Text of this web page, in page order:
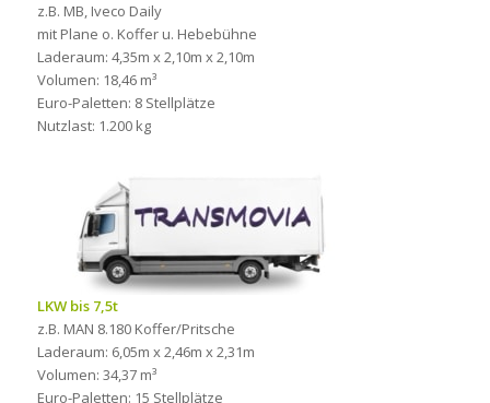
z.B. MB, Iveco Daily
mit Plane o. Koffer u. Hebebühne
Laderaum: 4,35m x 2,10m x 2,10m
Volumen: 18,46 m³
Euro-Paletten: 8 Stellplätze
Nutzlast: 1.200 kg
LKW bis 7,5t
z.B. MAN 8.180 Koffer/Pritsche
Laderaum: 6,05m x 2,46m x 2,31m
Volumen: 34,37 m³
Euro-Paletten: 15 Stellplätze